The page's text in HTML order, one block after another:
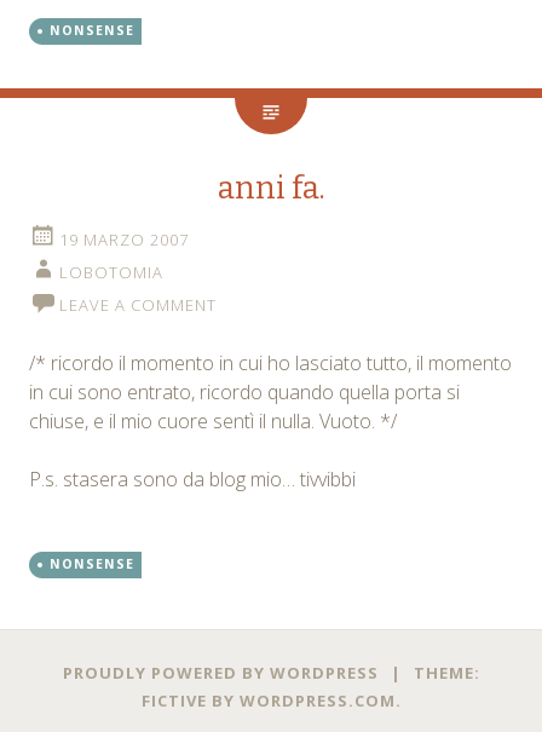
NONSENSE
anni fa.
19 MARZO 2007
LOBOTOMIA
LEAVE A COMMENT
/* ricordo il momento in cui ho lasciato tutto, il momento
in cui sono entrato, ricordo quando quella porta si
chiuse, e il mio cuore sentì il nulla. Vuoto. */
P.s. stasera sono da blog mio… tivvibbi
NONSENSE
Posts
navigation
PROUDLY POWERED BY WORDPRESS |
THEME:
FICTIVE BY WORDPRESS.COM.